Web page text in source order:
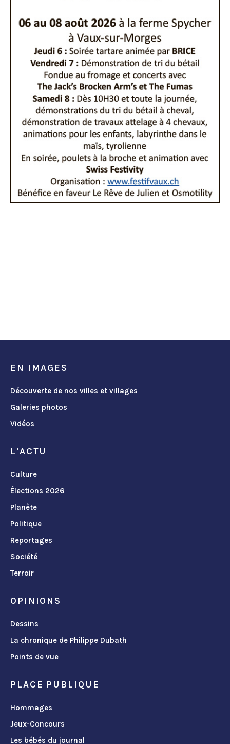
EN IMAGES
Découverte de nos villes et villages
Galeries photos
Vidéos
L'ACTU
Culture
Élections 2026
Planète
Politique
Reportages
Société
Terroir
OPINIONS
Dessins
La chronique de Philippe Dubath
Points de vue
PLACE PUBLIQUE
Hommages
Jeux-Concours
Les bébés du journal